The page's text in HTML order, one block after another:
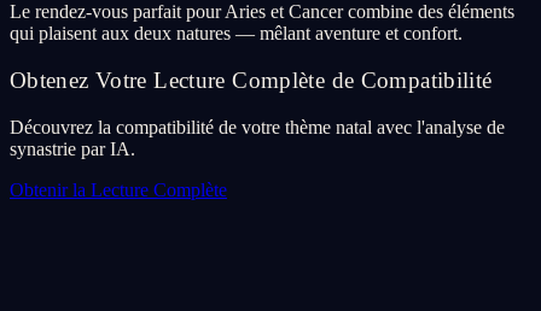
Le rendez-vous parfait pour Aries et Cancer combine des éléments
qui plaisent aux deux natures — mêlant aventure et confort.
Obtenez Votre Lecture Complète de Compatibilité
Découvrez la compatibilité de votre thème natal avec l'analyse de
synastrie par IA.
Obtenir la Lecture Complète